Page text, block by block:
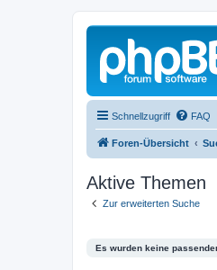
Schnellzugriff FAQ
Foren-Übersicht
Aktive Themen
Zur erweiterten Suche
Es wurden keine